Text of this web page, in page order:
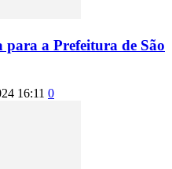
para a Prefeitura de São
16:11 0